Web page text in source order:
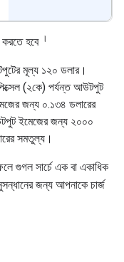
হবে ।
মূল্য ১২০ ডলার।
(২কে) পর্যন্ত আউটপুট
জন্য ০.১৩৪ ডলারের
ইমেজের জন্য ২০০০
সমতুল্য।
গুগল সার্চে এক বা একাধিক
জন্য আপনাকে চার্জ